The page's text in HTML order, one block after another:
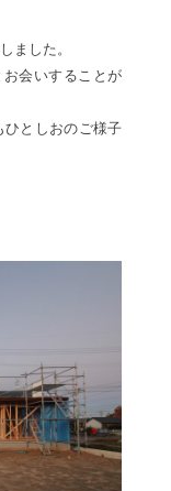
ました。
会いすることが
ひとしおのご様子